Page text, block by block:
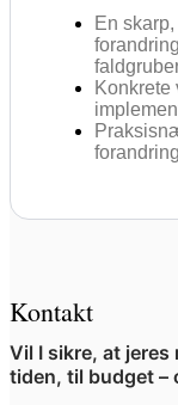
En
Kontakt
Vil I sikre, at
tiden, til budget –